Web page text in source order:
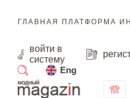
ГЛАВНАЯ ПЛАТФОРМА
войти в
систему
Eng
поиск